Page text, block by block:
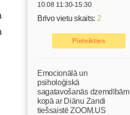
10.08 11:30-15:30
Brīvo vietu skaits: 2
Pieteikties
Emocionālā un
psiholoģiskā
sagatavošanās dzemdībām
kopā ar Diānu Zandi
tiešsaistē ZOOM.US